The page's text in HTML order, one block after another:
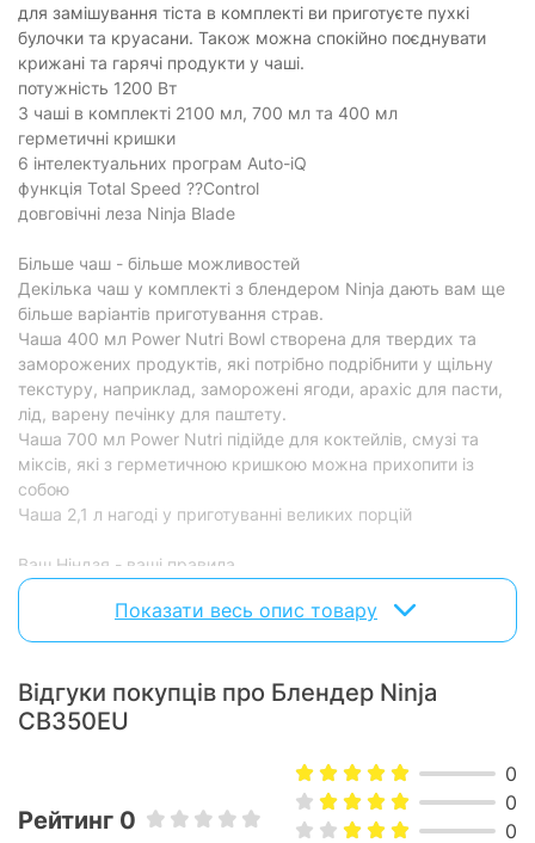
Подрібнення
льоду:
є
Додатково
Використовувані
технології:
Auto-iQ
Фізичні характеристики
Комплектація
Комплектація:
чаша об'ємом 2100 мл, чаша об'ємом 700
мл, чаша об'ємом 400 мл, кришка, леза
для подрібнення та подрібнення, лезо для
тіста, кришка з носиком, кришка для
зберігання, гібридні леза, щітка.
Характеристики та комплектація товару можуть змінюватися
виробником без повідомлення.
для замішування тіста в комплекті ви приготуєте пухкі
булочки та круасани. Також можна спокійно поєднувати
крижані та гарячі продукти у чаші.
потужність 1200 Вт
3 чаші в комплекті 2100 мл, 700 мл та 400 мл
герметичні кришки
6 інтелектуальних програм Auto-iQ
функція Total Speed ??Control
довговічні леза Ninja Blade
Більше чаш - більше можливостей
Декілька чаш у комплекті з блендером Ninja дають вам ще
більше варіантів приготування страв.
Чаша 400 мл Power Nutri Bowl створена для твердих та
заморожених продуктів, які потрібно подрібнити у щільну
текстуру, наприклад, заморожені ягоди, арахіс для пасти,
лід, варену печінку для паштету.
Чаша 700 мл Power Nutri підійде для коктейлів, смузі та
міксів, які з герметичною кришкою можна прихопити із
собою
Чаша 2,1 л нагоді у приготуванні великих порцій
Ваш Ніндзя - ваші правила
Нехай потужний двигун блендера Ninja допоможе втілити в
життя всі ваші забаганки без струшування, пауз і
перемішування! Готуйте найсмачніші сорбети зі свіжих
пасти, поєднуйте свіжі та заморожені інгредієнти та
насолоджуйтесь свободою дій! А функція Total Speed ??
Хочете отримувати кращі результати міксування і не
Показати весь опис товару
Відгуки покупців про Блендер Ninja
CB350EU
Рейтинг 0
0
0
0